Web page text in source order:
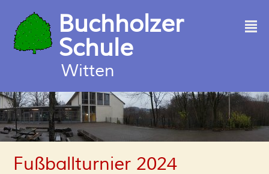
Buchholzer
Schule
Witten
²
Fußballturnier 2024